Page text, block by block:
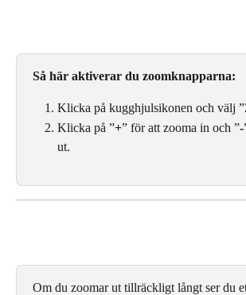
Så här aktiverar du zoomknapparna:
Klicka på kugghjulsikonen och välj
Klicka på ”+” för att zooma in och ”-
ut.
Om du zoomar ut tillräckligt långt ser du